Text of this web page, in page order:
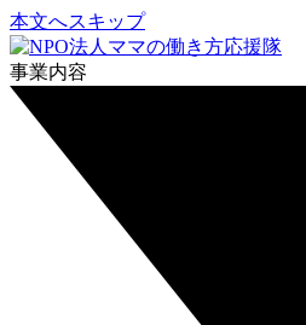
本文へスキップ
事業内容